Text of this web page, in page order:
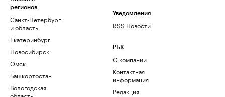
регионов
Санкт-Петербург
и область
Екатеринбург
Новосибирск
Омск
Башкортостан
Вологодская
Уведомления
RSS Новости
РБК
О компании
Контактная
информация
Редакция